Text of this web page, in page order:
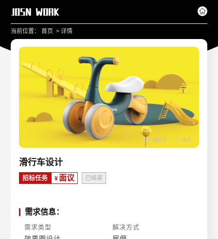
当前位置： 首页 >详情
4079 8人
招标任务 ¥ 面议 已结束
滑行车设计
需求信息：
需求类型 解决方式